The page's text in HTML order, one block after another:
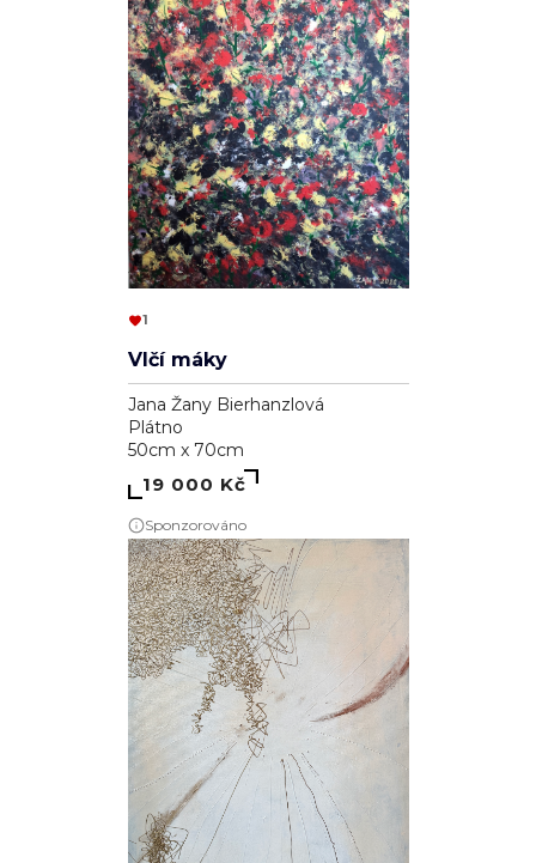
1
Vlčí máky
Jana Žany Bierhanzlová
Plátno
50cm x 70cm
19 000 Kč
Sponzorováno